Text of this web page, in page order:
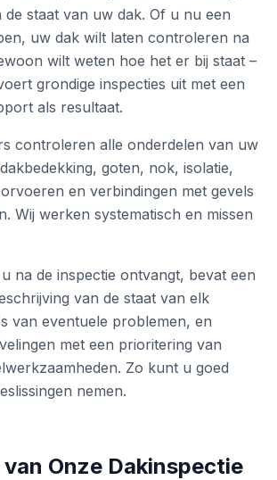
de staat van uw dak. Of u nu een
uw dak wilt laten controleren na
wilt weten hoe het er bij staat –
grondige inspecties uit met een
als resultaat.
controleren alle onderdelen van uw
goten, nok, isolatie,
en verbindingen met gevels
Wij werken systematisch en missen
na de inspectie ontvangt, bevat een
van de staat van elk
van eventuele problemen, en
met een prioritering van
Zo kunt u goed
nemen.
Onze Dakinspectie